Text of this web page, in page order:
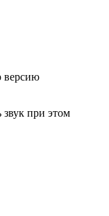
версию
звук при этом